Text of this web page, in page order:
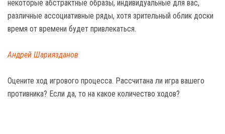
некоторые абстрактные образы, индивидуальные для вас,
различные ассоциативные ряды, хотя зрительный облик доски
время от времени будет привлекаться.
Андрей Шариязданов
Оцените ход игрового процесса. Рассчитана ли игра вашего
противника? Если да, то на какое количество ходов?